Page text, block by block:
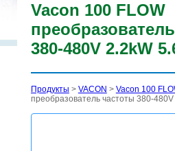
Vacon 100 FLOW
380-480V 2.2kW
Продукты > VACON > Vacon 100
преобразователь частоты 380-480V